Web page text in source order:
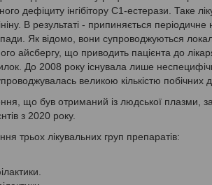
дефіциту інгібітору С1-естерази. Таке
В результаті - припиняється
Як відомо, вони супроводжуються
айсбергу, що приводить пацієнта до
До 2008 року існувала лише
великою кількістю побічних
що був отриманий із людської плазми,
з 2020 року.
трьох лікувальних груп препаратів: